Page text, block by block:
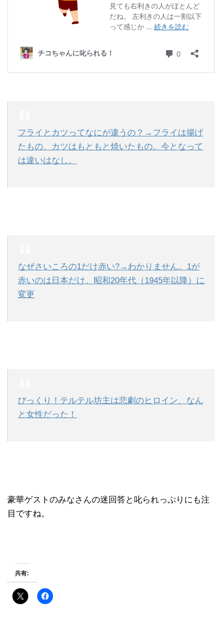
フライとカツってなにが違うの？→フライは揚げ
たもの、カツはもともと焼いたもの。今となって
は違いはなし。
なぜさいころの1だけ赤い?→わかりません。1が
赤いのは日本だけ、昭和20年代（1945年以降）に
変更
びっくり！テルテル坊主は悲劇のヒロイン、なん
と女性だった！
豪華ゲストのみなさんの迷回答と叱られっぷりにも注
目ですね。
共有: